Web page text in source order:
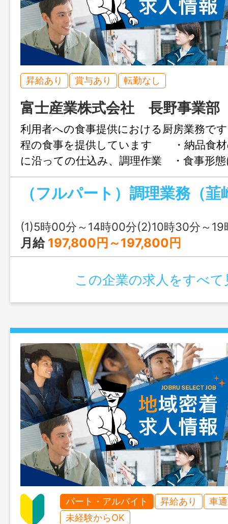
昇給あり 賞与あり 転勤なし
富士産業株式会社 長野事業部
利用者への食事提供における厨房業務で
程の食事を提供しています ・納品食
に沿っての仕込み、調理作業 ・食事形
する ・完成した料理を盛り付ける。 ・
下膳を行う ・洗浄機を使い、戻ってき
接時にご説明いたします。「変更範囲：
(1)5時00分～14時00分(2)10時30分～19
月給 197,800円～197,800円
この企業の求人をすべて
パート・アルバイト 昇給あり
車
未経験からOK